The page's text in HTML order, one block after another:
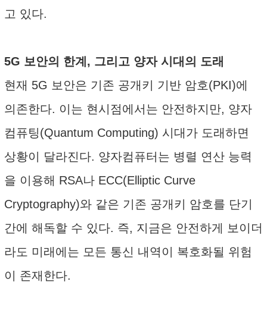
고 있다.
5G 보안의 한계, 그리고 양자 시대의 도래
현재 5G 보안은 기존 공개키 기반 암호(PKI)에
의존한다. 이는 현시점에서는 안전하지만, 양자
컴퓨팅(Quantum Computing) 시대가 도래하면
상황이 달라진다. 양자컴퓨터는 병렬 연산 능력
을 이용해 RSA나 ECC(Elliptic Curve
Cryptography)와 같은 기존 공개키 암호를 단기
간에 해독할 수 있다. 즉, 지금은 안전하게 보이더
라도 미래에는 모든 통신 내역이 복호화될 위험
이 존재한다.